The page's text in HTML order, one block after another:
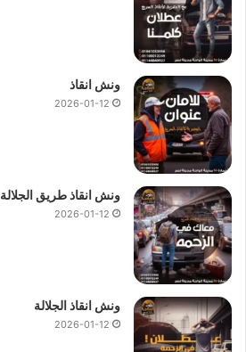
ونش انقاذ
2026-01-12
ونش انقاذ طريق الجلالة
2026-01-12
ونش انقاذ الجلالة
2026-01-12